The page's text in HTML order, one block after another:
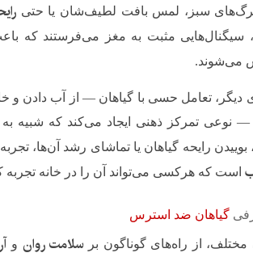
سبز، لمس بافت لطیف‌شان یا حتی
، سیگنال‌هایی مثبت به مغز می‌فرستند که
می‌شوند.
دیگر، تعامل حسی با گیاهان — از آب دادن و
— نوعی تمرکز ذهنی ایجاد می‌کند که شبیه
بوییدن رایحه گیاهان یا تماشای رشد آن‌ها،
است که هرکسی می‌تواند آن را در خانه تجربه
گیاهان ضد استرس
مختلف، از راه‌های گوناگون برسلامت روان و